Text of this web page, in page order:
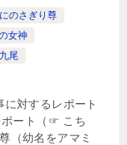
のさぎり尊
女神
尾
対するレポート
ート（☞ こち
（幼名をアマミ